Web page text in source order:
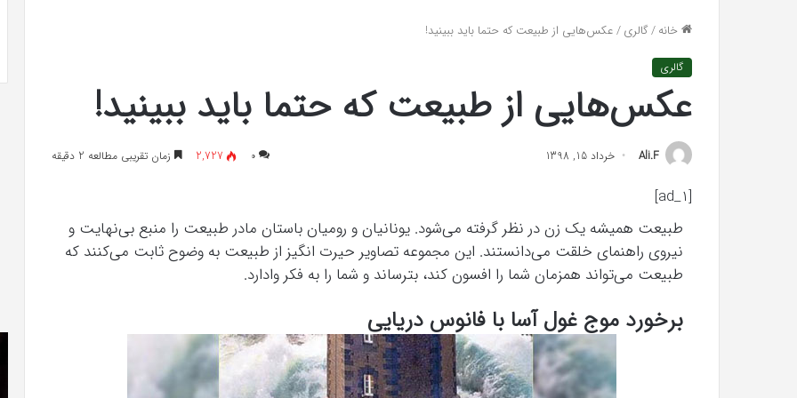
خانه/گالری/عکس‌هایی از طبیعت که حتما باید ببینید!
گالری
عکس‌هایی از طبیعت که حتما باید ببینید!
Ali.F خرداد 15, 1398 ۰ 2,727 زمان تقریبی مطالعه 2 دقیقه
[ad_1]
طبیعت همیشه یک زن در نظر گرفته می‌شود. یونانیان و رومیان باستان مادر طبیعت را منبع بی‌نهایت و
نیروی راهنمای خلقت می‌دانستند. این مجموعه تصاویر حیرت انگیز از طبیعت به وضوح ثابت می‌کنند که
طبیعت می‌تواند همزمان شما را افسون کند، بترساند و شما را به فکر وادارد.
برخورد موج غول آسا با فانوس دریایی
پازلی»
«کمد پازلی»
دانلود
رایگان
دوبله